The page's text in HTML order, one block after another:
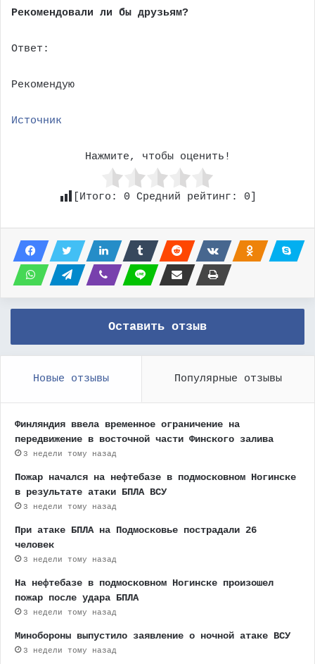
Рекомендовали ли бы друзьям?
Ответ:
Рекомендую
Источник
Нажмите, чтобы оценить!
[Итого: 0 Средний рейтинг: 0
Оставить отзыв
Новые отзывы Популярные отзывы
Финляндия ввела временное ограничение на
передвижение в восточной части Финского залива
3 недели тому назад
Пожар начался на нефтебазе в подмосковном Ногинске
в результате атаки БПЛА ВСУ
3 недели тому назад
При атаке БПЛА на Подмосковье пострадали 26
человек
3 недели тому назад
На нефтебазе в подмосковном Ногинске произошел
пожар после удара БПЛА
3 недели тому назад
Минобороны выпустило заявление о ночной атаке ВСУ
3 недели тому назад